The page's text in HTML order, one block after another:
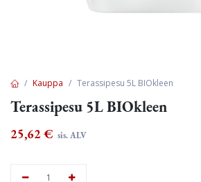
Kauppa Terassipesu 5L BIOkleen
Terassipesu 5L BIOkleen
25,62€ sis. ALV